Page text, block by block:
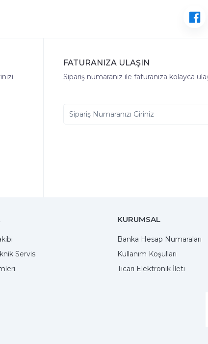
FATURANIZA ULAŞIN
Sipariş numaranız ile faturanıza kolayca
KURUMSAL
Banka Hesap Numaraları
Servis Kullanım Koşulları
Ticari Elektronik İleti